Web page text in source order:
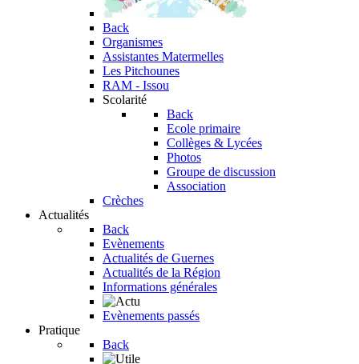
Back
Organismes
Assistantes Matermelles
Les Pitchounes
RAM - Issou
Scolarité
Back
Ecole primaire
Collèges & Lycées
Photos
Groupe de discussion
Association
Crèches
Actualités
Back
Evènements
Actualités de Guernes
Actualités de la Région
Informations générales
Evènements passés
Pratique
Back